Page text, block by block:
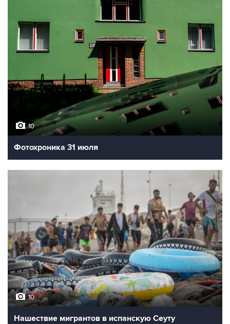
10
Фотохроника 31 июля
10
Нашествие мигрантов в испанскую Сеуту